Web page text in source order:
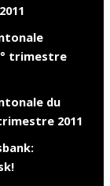
trimestre
du
2011